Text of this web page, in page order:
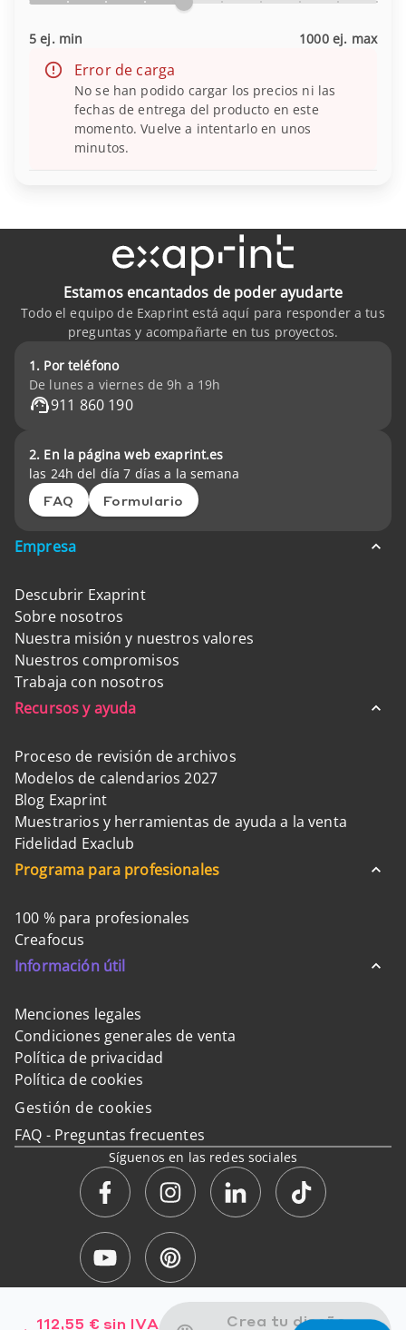
5 ej. min 1000 ej. max
Error de carga
No se han podido cargar los precios ni las
fechas de entrega del producto en este
momento. Vuelve a intentarlo en unos
minutos.
112,55 € sin IVA Crea tu diseño
Estamos encantados de poder ayudarte
Todo el equipo de Exaprint está aquí para responder a tus
preguntas y acompañarte en tus proyectos.
1. Por teléfono
De lunes a viernes de 9h a 19h
911 860 190
2. En la página web exaprint.es
las 24h del día 7 días a la semana
FAQ Formulario
Empresa
Descubrir Exaprint
Sobre nosotros
Nuestra misión y nuestros valores
Nuestros compromisos
Trabaja con nosotros
Recursos y ayuda
Proceso de revisión de archivos
Modelos de calendarios 2027
Blog Exaprint
Muestrarios y herramientas de ayuda a la venta
Fidelidad Exaclub
Programa para profesionales
100 % para profesionales
Creafocus
Información útil
Menciones legales
Condiciones generales de venta
Política de privacidad
Política de cookies
Gestión de cookies
FAQ - Preguntas frecuentes
Síguenos en las redes sociales
Pago 100% seguro